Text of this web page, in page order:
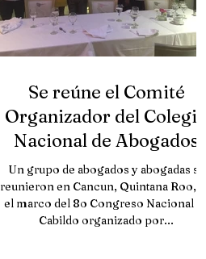
Se reúne el Comité
Organizador del Colegio
Nacional de Abogados
Municipalistas
Un grupo de abogados y abogadas se
reunieron en Cancun, Quintana Roo, en
el marco del 8o Congreso Nacional de
Cabildo organizado por...